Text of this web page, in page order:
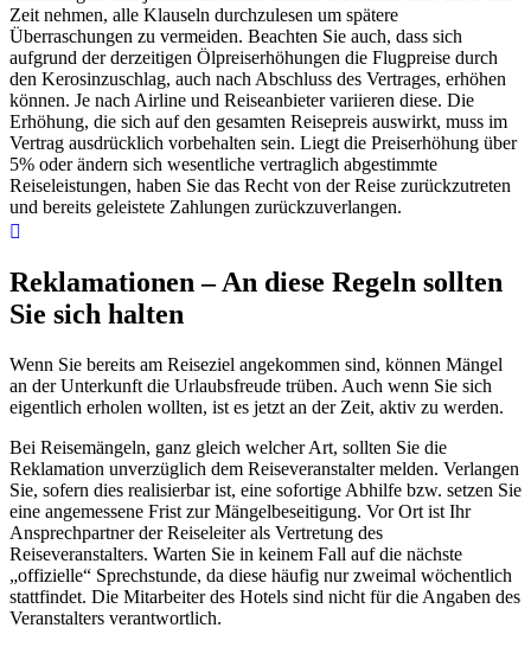
Zeit nehmen, alle Klauseln durchzulesen um spätere
Überraschungen zu vermeiden. Beachten Sie auch, dass sich
aufgrund der derzeitigen Ölpreiserhöhungen die Flugpreise durch
den Kerosinzuschlag, auch nach Abschluss des Vertrages, erhöhen
können. Je nach Airline und Reiseanbieter variieren diese. Die
Erhöhung, die sich auf den gesamten Reisepreis auswirkt, muss im
Vertrag ausdrücklich vorbehalten sein. Liegt die Preiserhöhung über
5% oder ändern sich wesentliche vertraglich abgestimmte
Reiseleistungen, haben Sie das Recht von der Reise zurückzutreten
und bereits geleistete Zahlungen zurückzuverlangen.
Reklamationen – An diese Regeln sollten
Sie sich halten
Wenn Sie bereits am Reiseziel angekommen sind, können Mängel
an der Unterkunft die Urlaubsfreude trüben. Auch wenn Sie sich
eigentlich erholen wollten, ist es jetzt an der Zeit, aktiv zu werden.
Bei Reisemängeln, ganz gleich welcher Art, sollten Sie die
Reklamation unverzüglich dem Reiseveranstalter melden. Verlangen
Sie, sofern dies realisierbar ist, eine sofortige Abhilfe bzw. setzen Sie
eine angemessene Frist zur Mängelbeseitigung. Vor Ort ist Ihr
Ansprechpartner der Reiseleiter als Vertretung des
Reiseveranstalters. Warten Sie in keinem Fall auf die nächste
„offizielle“ Sprechstunde, da diese häufig nur zweimal wöchentlich
stattfindet. Die Mitarbeiter des Hotels sind nicht für die Angaben des
Veranstalters verantwortlich.